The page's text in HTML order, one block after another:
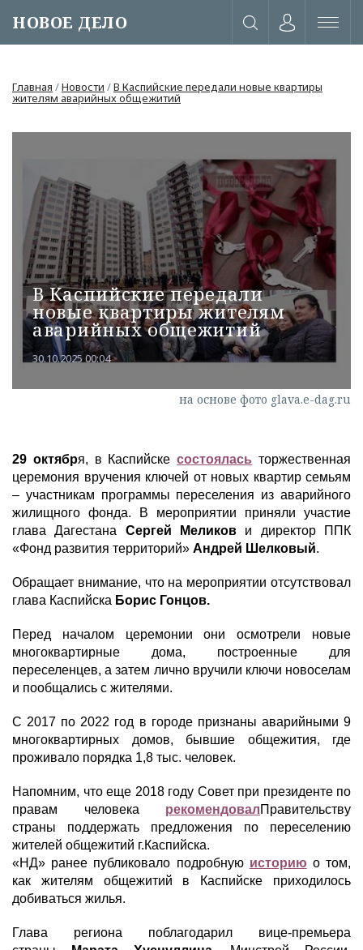
НОВОЕ ДЕЛО
или через соц. сети
Главная /Новости /В Каспийские передали новые квартиры
жителям аварийных общежитий
В Каспийские передали
новые квартиры жителям
аварийных общежитий
30.10.2025 00:04
на основе фото glava.e-dag.ru
29 октября, в Каспийскесостоялась торжественная
церемония вручения ключей от новых квартир семьям
– участникам программы переселения из аварийного
жилищного фонда. В мероприятии приняли участие
глава Дагестана Сергей Меликов и директор ППК
«Фонд развития территорий» Андрей Шелковый.
Обращает внимание, что на мероприятии отсутствовал
глава Каспийска Борис Гонцов.
Перед началом церемонии они осмотрели новые
многоквартирные дома, построенные для
переселенцев, а затем лично вручили ключи новоселам
и пообщались с жителями.
С 2017 по 2022 год в городе признаны аварийными 9
многоквартирных домов, бывшие общежития, где
проживало порядка 1,8 тыс. человек.
Напомним, что еще 2018 году Совет при президенте по
правам человека рекомендовалПравительству
страны поддержать предложения по переселению
жителей общежитий г.Каспийска.
«НД» ранее публиковало подробную историю о том,
как жителям общежитий в Каспийске приходилось
добиваться жилья.
Глава региона поблагодарил вице-премьера